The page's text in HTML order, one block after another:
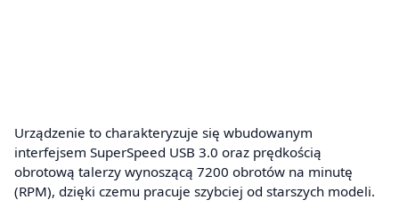
Urządzenie to charakteryzuje się wbudowanym
interfejsem SuperSpeed USB 3.0 oraz prędkością
obrotową talerzy wynoszącą 7200 obrotów na minutę
(RPM), dzięki czemu pracuje szybciej od starszych modeli.